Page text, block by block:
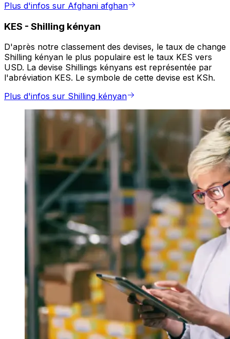
Plus d'infos sur Afghani afghan
KES - Shilling kényan
D'après notre classement des devises, le taux de change
Shilling kényan le plus populaire est le taux KES vers
USD. La devise Shillings kényans est représentée par
l'abréviation KES. Le symbole de cette devise est KSh.
Plus d'infos sur Shilling kényan